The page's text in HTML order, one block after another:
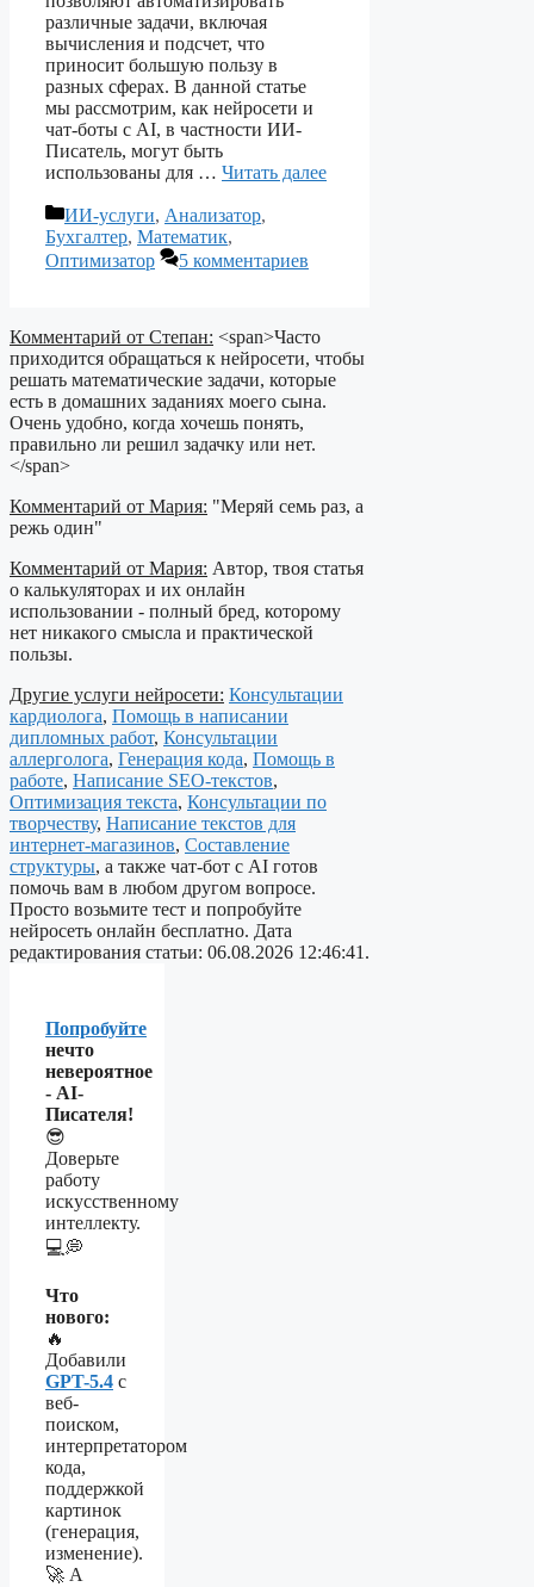
различные задачи, включая
вычисления и подсчет, что
приносит большую пользу в
разных сферах. В данной статье
мы рассмотрим, как нейросети и
чат-боты с AI, в частности ИИ-
Писатель, могут быть
использованы для … Читать далее
Рубрики
ИИ-услуги, Анализатор,
Бухгалтер, Математик,
Оптимизатор
5 комментариев
Комментарий от Степан: <span>Часто
приходится обращаться к нейросети, чтобы
решать математические задачи, которые
есть в домашних заданиях моего сына.
Очень удобно, когда хочешь понять,
правильно ли решил задачку или нет.
</span>
Комментарий от Мария: "Меряй семь раз, а
режь один"
Комментарий от Мария: Автор, твоя статья
о калькуляторах и их онлайн
использовании - полный бред, которому
нет никакого смысла и практической
пользы.
Другие услуги нейросети: Консультации
кардиолога, Помощь в написании
дипломных работ, Консультации
аллерголога, Генерация кода, Помощь в
работе, Написание SEO-текстов,
Оптимизация текста, Консультации по
творчеству, Написание текстов для
интернет-магазинов, Составление
структуры, а также чат-бот с AI готов
помочь вам в любом другом вопросе.
Просто возьмите тест и попробуйте
нейросеть онлайн бесплатно. Дата
редактирования статьи: 06.08.2026 12:46:41.
Попробуйте
нечто
невероятное
- AI-
Писателя!
😎
Доверьте
работу
искусственному
интеллекту.
💻💭
Что
нового:
🔥
Добавили
GPT-5.4 с
веб-
поиском,
интерпретатором
кода,
поддержкой
картинок
(генерация,
изменение).
🚀 А